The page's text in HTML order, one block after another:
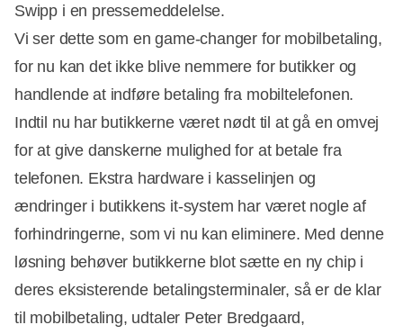
Swipp i en pressemeddelelse.
Vi ser dette som en game-changer for mobilbetaling,
for nu kan det ikke blive nemmere for butikker og
handlende at indføre betaling fra mobiltelefonen.
Indtil nu har butikkerne været nødt til at gå en omvej
for at give danskerne mulighed for at betale fra
telefonen. Ekstra hardware i kasselinjen og
ændringer i butikkens it-system har været nogle af
forhindringerne, som vi nu kan eliminere. Med denne
løsning behøver butikkerne blot sætte en ny chip i
deres eksisterende betalingsterminaler, så er de klar
til mobilbetaling, udtaler Peter Bredgaard,